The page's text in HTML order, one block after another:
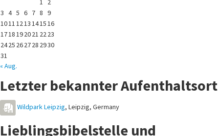
3 4 5 6 7 8 9
1011 12 13 1415 16
1718 192021 22 23
2425 262728 2930
31
« Aug.
Letzter bekannter Aufenthaltsort
Wildpark Leipzig, Leipzig, Germany
Lieblingsbibelstelle und